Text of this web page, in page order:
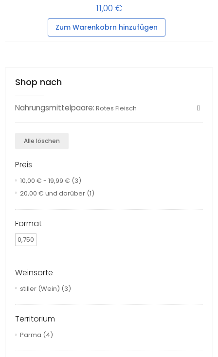
11,00 €
Zum Warenkobrn hinzufügen
Shop nach
Nahrungsmittelpaare: Rotes Fleisch
Alle löschen
Preis
10,00 € - 19,99 € (3)
20,00 € und darüber (1)
Format
0,750
Weinsorte
stiller (Wein) (3)
Territorium
Parma (4)